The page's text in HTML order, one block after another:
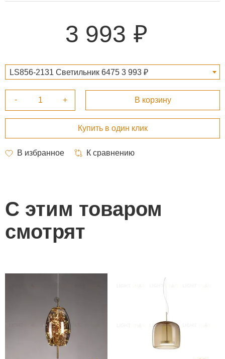
3 993
LS856-2131 Светильник 6475 3 993 ₽
С этим товаром
смотрят